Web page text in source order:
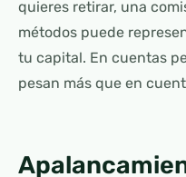
quieres retirar, una
métodos puede
tu capital. En cuentas
pesan más que en